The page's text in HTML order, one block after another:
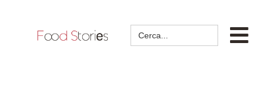
Search
for: